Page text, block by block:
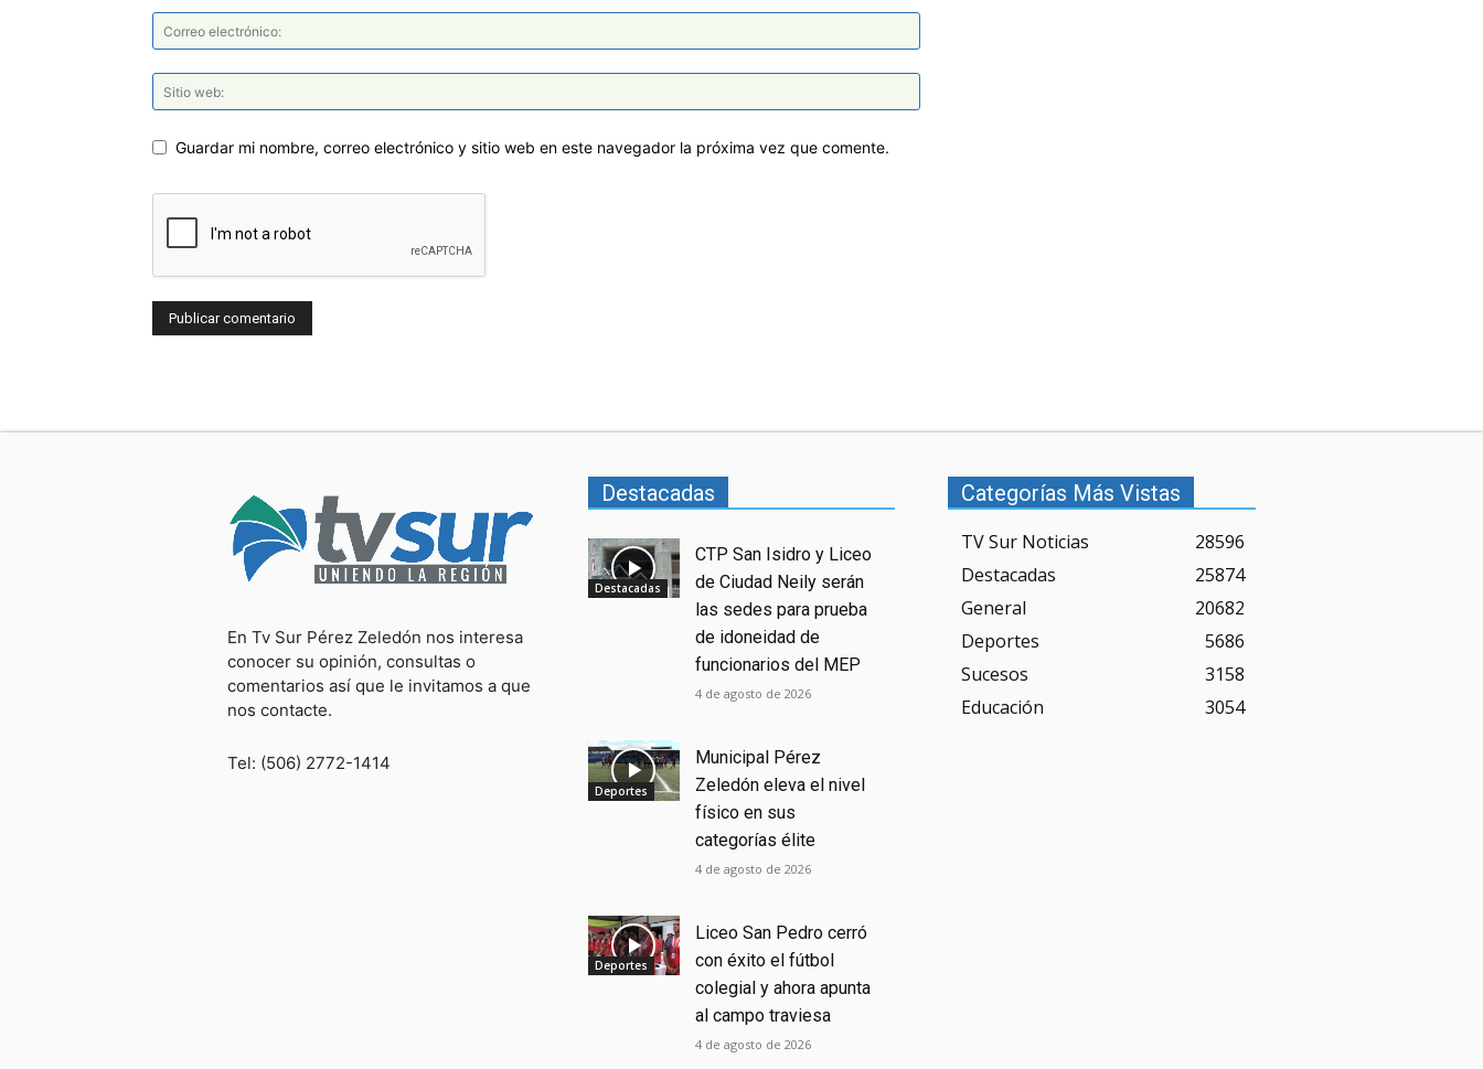
Guardar mi nombre, correo electrónico y sitio web en este navegador la próxima vez que comente.
En Tv Sur Pérez Zeledón nos interesa
conocer su opinión, consultas o
comentarios así que le invitamos a que
nos contacte.
Tel: (506) 2772-1414
Destacadas
Destacadas
CTP San Isidro y Liceo
de Ciudad Neily serán
las sedes para prueba
de idoneidad de
funcionarios del MEP
4 de agosto de 2026
Deportes
Municipal Pérez
Zeledón eleva el nivel
físico en sus
categorías élite
4 de agosto de 2026
Deportes
Liceo San Pedro cerró
con éxito el fútbol
colegial y ahora apunta
al campo traviesa
4 de agosto de 2026
Categorías Más Vistas
TV Sur Noticias
28596
Destacadas
25874
General
20682
Deportes
5686
Sucesos
3158
Educación
3054